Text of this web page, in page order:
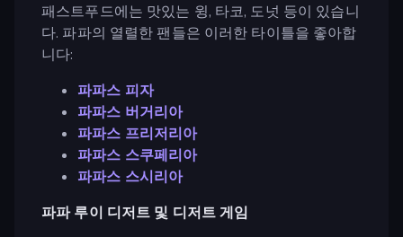
패스트푸드에는 맛있는 윙, 타코, 도넛 등이 있습니
다. 파파의 열렬한 팬들은 이러한 타이틀을 좋아합
니다:
파파스 피자
파파스 버거리아
파파스 프리저리아
파파스 스쿠페리아
파파스 스시리아
파파 루이 디저트 및 디저트 게임